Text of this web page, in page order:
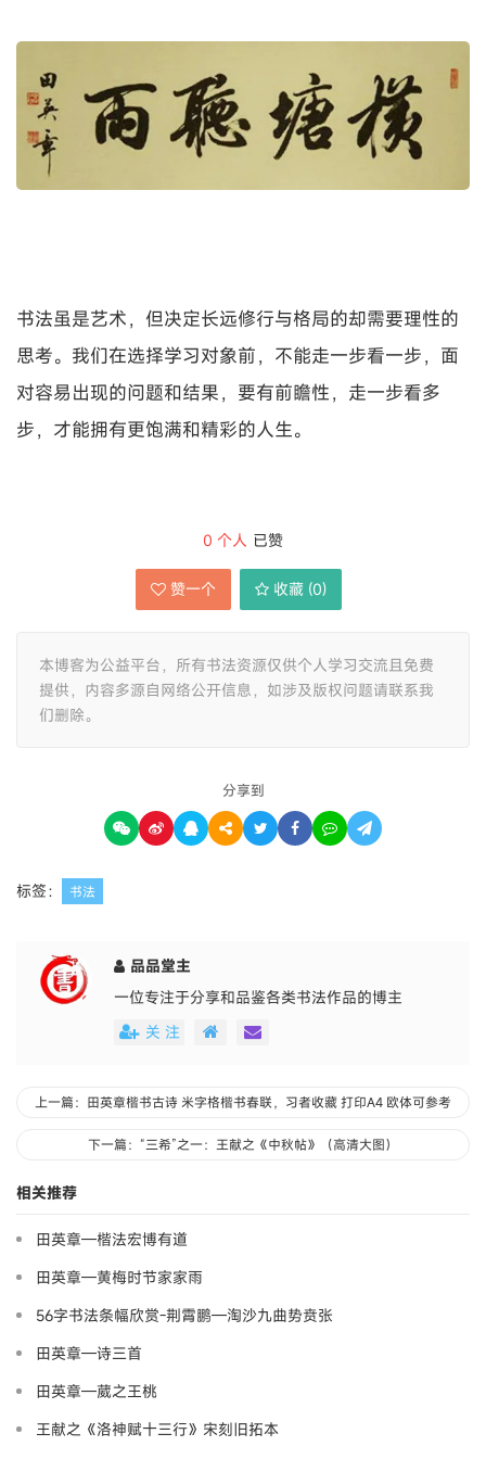
书法虽是艺术，但决定长远修行与格局的却需要理性的
思考。我们在选择学习对象前，不能走一步看一步，面
对容易出现的问题和结果，要有前瞻性，走一步看多
步，才能拥有更饱满和精彩的人生。
0 个人 已赞
赞一个 收藏 (0)
本博客为公益平台，所有书法资源仅供个人学习交流且免费
提供，内容多源自网络公开信息，如涉及版权问题请联系我
们删除。
分享到
标签： 书法
品品堂主
一位专注于分享和品鉴各类书法作品的博主
关 注
上一篇：田英章楷书古诗 米字格楷书春联，习者收藏 打印A4 欧体可参考
下一篇：“三希”之一：王献之《中秋帖》（高清大图）
相关推荐
田英章—楷法宏博有道
田英章—黄梅时节家家雨
56字书法条幅欣赏-荆霄鹏—淘沙九曲势贲张
田英章—诗三首
田英章—葳之王桃
王献之《洛神赋十三行》宋刻旧拓本